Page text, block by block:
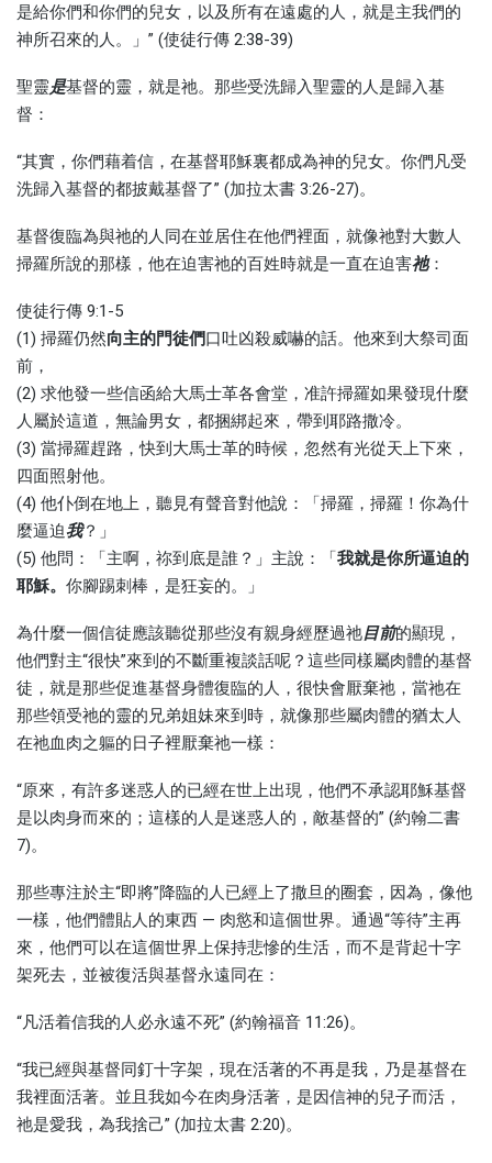
是給你們和你們的兒女，以及所有在遠處的人，就是主我們的
神所召來的人。」” (使徒行傳 2:38-39)
聖靈是基督的靈，就是祂。那些受洗歸入聖靈的人是歸入基
督：
“其實，你們藉着信，在基督耶穌裏都成為神的兒女。你們凡受
洗歸入基督的都披戴基督了” (加拉太書 3:26-27)。
基督復臨為與祂的人同在並居住在他們裡面，就像祂對大數人
掃羅所說的那樣，他在迫害祂的百姓時就是一直在迫害祂：
使徒行傳 9:1-5
(1) 掃羅仍然向主的門徒們口吐凶殺威嚇的話。他來到大祭司面
前，
(2) 求他發一些信函給大馬士革各會堂，准許掃羅如果發現什麼
人屬於這道，無論男女，都捆綁起來，帶到耶路撒冷。
(3) 當掃羅趕路，快到大馬士革的時候，忽然有光從天上下來，
四面照射他。
(4) 他仆倒在地上，聽見有聲音對他說：「掃羅，掃羅！你為什
麼逼迫我？」
(5) 他問：「主啊，祢到底是誰？」主說：「我就是你所逼迫的
耶穌。 你腳踢刺棒，是狂妄的。」
為什麼一個信徒應該聽從那些沒有親身經歷過祂目前的顯現，
他們對主“很快”來到的不斷重複談話呢？這些同樣屬肉體的基督
徒，就是那些促進基督身體復臨的人，很快會厭棄祂，當祂在
那些領受祂的靈的兄弟姐妹來到時，就像那些屬肉體的猶太人
在祂血肉之軀的日子裡厭棄祂一樣：
“原來，有許多迷惑人的已經在世上出現，他們不承認耶穌基督
是以肉身而來的；這樣的人是迷惑人的，敵基督的” (約翰二書
7)。
那些專注於主“即將”降臨的人已經上了撒旦的圈套，因為，像他
一樣，他們體貼人的東西 — 肉慾和這個世界。通過“等待”主再
來，他們可以在這個世界上保持悲慘的生活，而不是背起十字
架死去，並被復活與基督永遠同在：
“凡活着信我的人必永遠不死” (約翰福音 11:26)。
“我已經與基督同釘十字架，現在活著的不再是我，乃是基督在
我裡面活著。並且我如今在肉身活著，是因信神的兒子而活，
祂是愛我，為我捨己” (加拉太書 2:20)。